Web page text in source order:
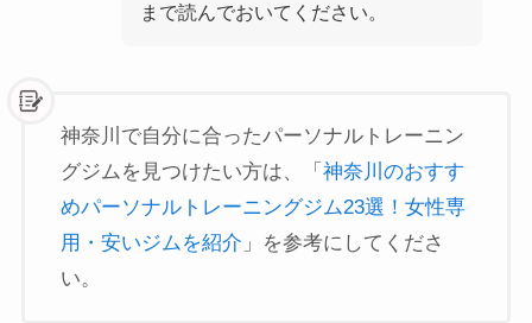
まで読んでおいてください。
神奈川で自分に合ったパーソナルトレーニン
グジムを見つけたい方は、「 神奈川のおすす
めパーソナルトレーニングジム23選！女性専
用・安いジムを紹介 」を参考にしてくださ
い。